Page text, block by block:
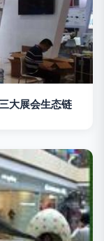
大展会生态链